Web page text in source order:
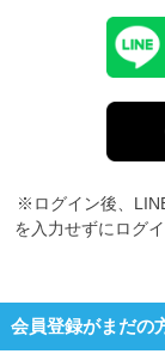
※ログイン後、
を入力せずにログ
会員登録がまだの